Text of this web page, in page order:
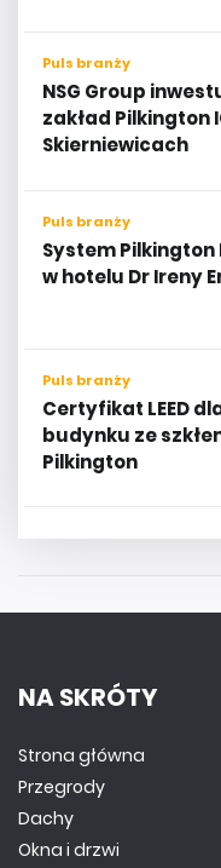
Puls branży
NSG Group
zakład Pilkington
Skierniewicach
Puls branży
System
w hotelu Dr Ireny
Puls branży
Certyfikat LEED
budynku ze
Pilkington
NA SKRÓTY
Strona główna
Przegrody
Dachy
Okna i drzwi